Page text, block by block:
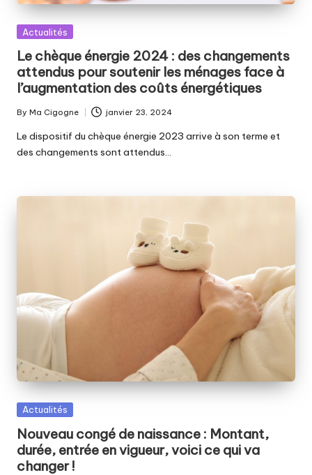
Posted
Actualités
Le chèque énergie 2024 : des changements
attendus pour soutenir les ménages face à
l’augmentation des coûts énergétiques
Posted
by
By Ma Cigogne janvier 23, 2024
Le dispositif du chèque énergie 2023 arrive à son terme et
des changements sont attendus…
Posted
Actualités
Nouveau congé de naissance : Montant,
durée, entrée en vigueur, voici ce qui va
changer !